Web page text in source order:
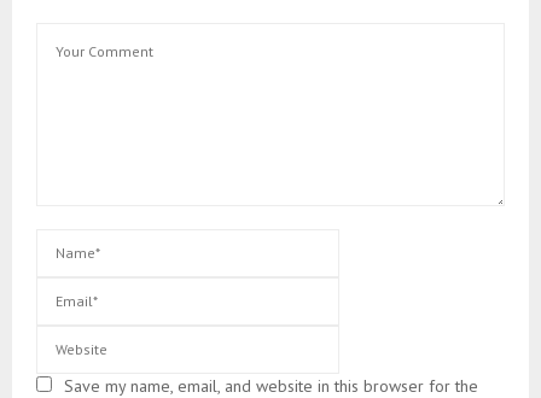
Save my name, email, and website in this browser for the